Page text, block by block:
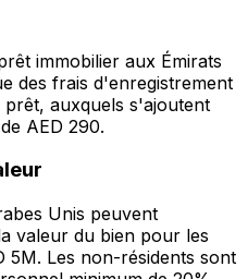
immobilier aux Émirats
des frais d'enregistrement
auxquels s'ajoutent
AED 290.
Unis peuvent
valeur du bien pour les
5M. Les non-résidents sont